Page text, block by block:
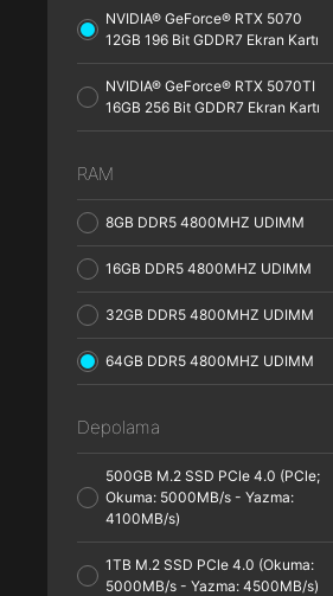
NVIDIA® GeForce® RTX 5070
12GB 196 Bit GDDR7 Ekran Kartı
NVIDIA® GeForce® RTX 5070TI
16GB 256 Bit GDDR7 Ekran Kartı
RAM
8GB DDR5 4800MHZ UDIMM
16GB DDR5 4800MHZ UDIMM
32GB DDR5 4800MHZ UDIMM
64GB DDR5 4800MHZ UDIMM
Depolama
500GB M.2 SSD PCle 4.0 (PCle;
Okuma: 5000MB/s - Yazma:
4100MB/s)
1TB M.2 SSD PCle 4.0 (Okuma:
5000MB/s - Yazma: 4500MB/s)